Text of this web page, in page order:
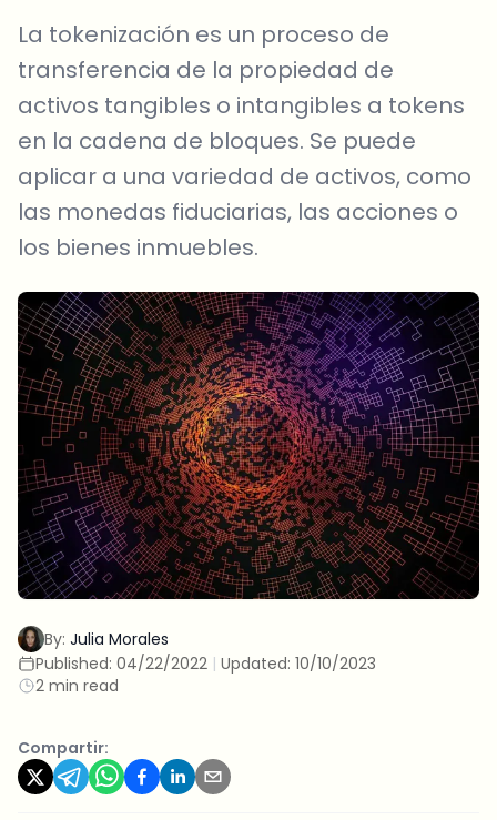
La tokenización es un proceso de
transferencia de la propiedad de
activos tangibles o intangibles a tokens
en la cadena de bloques. Se puede
aplicar a una variedad de activos, como
las monedas fiduciarias, las acciones o
los bienes inmuebles.
By: Julia Morales
Published: 04/22/2022 | Updated: 10/10/2023
2 min read
Compartir: